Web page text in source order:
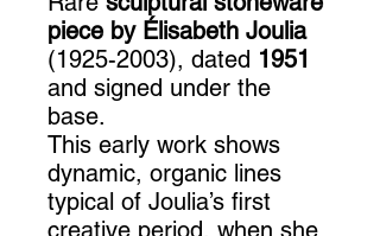
piece by Élisabeth Joulia
(1925-2003), dated 1951
and signed under the
base.
This early work shows
dynamic, organic lines
typical of Joulia’s first
creative period, when she